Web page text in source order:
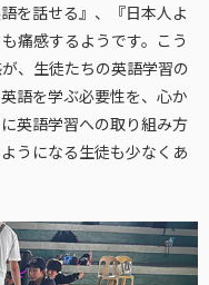
を話せる』、『日本人よ
痛感するようです。こう
、生徒たちの英語学習の
語を学ぶ必要性を、心か
英語学習への取り組み方
うになる生徒も少なくあ